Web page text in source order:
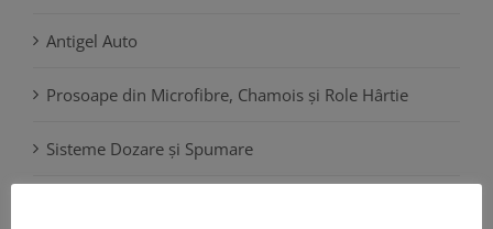
Antigel Auto
Prosoape din Microfibre, Chamois și Role Hârtie
Sisteme Dozare și Spumare